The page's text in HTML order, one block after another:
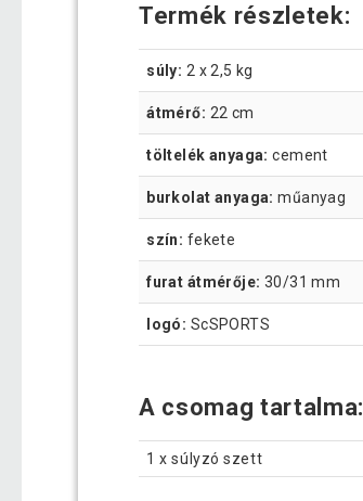
Termék részletek:
súly: 2 x 2,5 kg
átmérő: 22 cm
töltelék anyaga: cement
burkolat anyaga: műanyag
szín: fekete
furat átmérője: 30/31 mm
logó: ScSPORTS
A csomag tartalma:
1 x súlyzó szett